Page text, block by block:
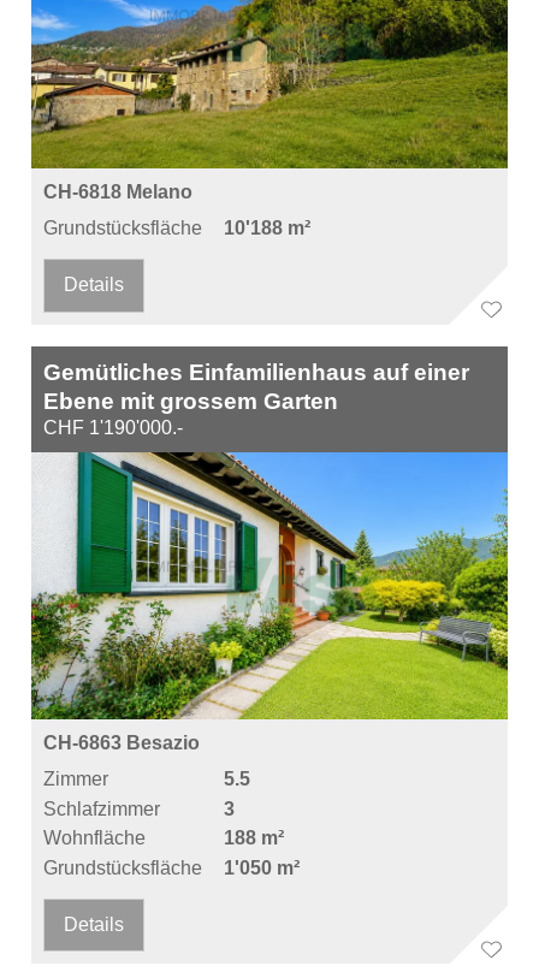
CH-6818 Melano
Grundstücksfläche
10'188 m²
Details
Gemütliches Einfamilienhaus auf einer
Ebene mit grossem Garten
CHF 1'190'000.-
CH-6863 Besazio
Zimmer
5.5
Schlafzimmer
3
Wohnfläche
188 m²
Grundstücksfläche
1'050 m²
Details